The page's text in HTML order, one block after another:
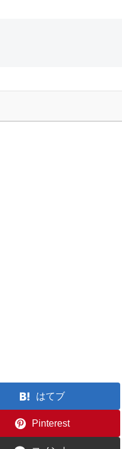
はてブ
Pinterest